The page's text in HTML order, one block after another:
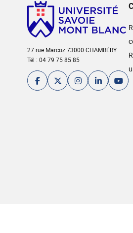
27 rue Marcoz 73000 CHAMBÉRY
Tél : 04 79 75 85 85